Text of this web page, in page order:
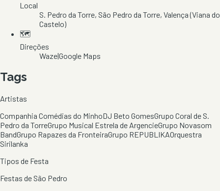
Local
S. Pedro da Torre, São Pedro da Torre, Valença(Viana do
Castelo)
🗺️
Direções
Waze|Google Maps
Tags
Artistas
Companhia Comédias do MinhoDJ Beto GomesGrupo Coral de S.
Pedro da TorreGrupo Musical Estrela de ArgencieGrupo Novasom
BandGrupo Rapazes da FronteiraGrupo REPUBLIKAOrquestra
Sirilanka
Tipos de Festa
Festas de São Pedro